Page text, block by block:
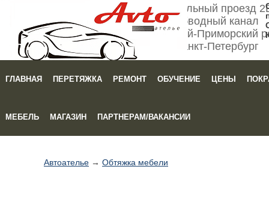
Мебельный проезд
Обводный канал
Кировский-Приморский
Санкт-Петербург
ГЛАВНАЯ ПЕРЕТЯЖКА РЕМОНТ ОБУЧЕНИЕ ЦЕНЫ
МЕБЕЛЬ МАГАЗИН ПАРТНЕРАМ/ВАКАНСИИ
Автоателье → Обтяжка мебели